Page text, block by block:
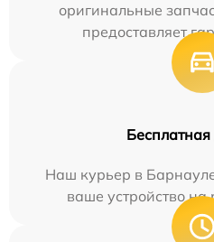
оригинальные
предоставляет
Бесплатная
Наш курьер в
ваше устройство на